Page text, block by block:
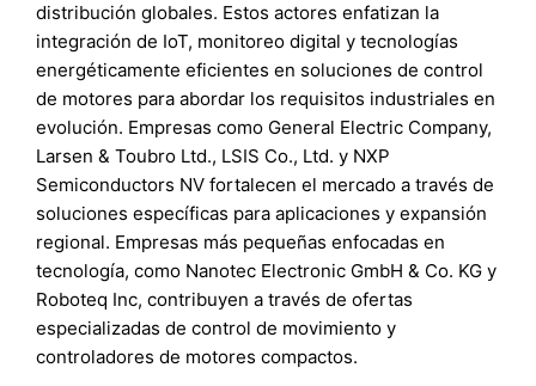
distribución globales. Estos actores enfatizan la
integración de IoT, monitoreo digital y tecnologías
energéticamente eficientes en soluciones de control
de motores para abordar los requisitos industriales en
evolución. Empresas como General Electric Company,
Larsen & Toubro Ltd., LSIS Co., Ltd. y NXP
Semiconductors NV fortalecen el mercado a través de
soluciones específicas para aplicaciones y expansión
regional. Empresas más pequeñas enfocadas en
tecnología, como Nanotec Electronic GmbH & Co. KG y
Roboteq Inc, contribuyen a través de ofertas
especializadas de control de movimiento y
controladores de motores compactos.